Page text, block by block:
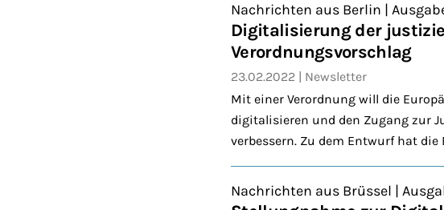
Nachrichten aus Berlin |
Digitalisierung der
Verordnungsvorschlag
23.02.2022
Newsletter
Mit einer Verordnung will die
digitalisieren und den Zugang zur
verbessern. Zu dem Entwurf hat
Nachrichten aus Brüssel |